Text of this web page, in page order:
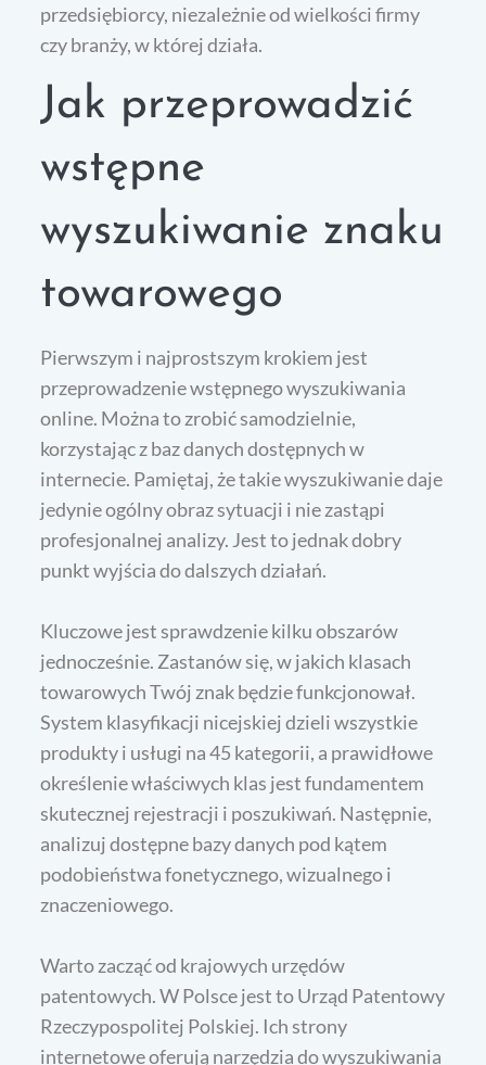
przedsiębiorcy, niezależnie od wielkości firmy
czy branży, w której działa.
Jak przeprowadzić
wstępne
wyszukiwanie znaku
towarowego
Pierwszym i najprostszym krokiem jest
przeprowadzenie wstępnego wyszukiwania
online. Można to zrobić samodzielnie,
korzystając z baz danych dostępnych w
internecie. Pamiętaj, że takie wyszukiwanie daje
jedynie ogólny obraz sytuacji i nie zastąpi
profesjonalnej analizy. Jest to jednak dobry
punkt wyjścia do dalszych działań.
Kluczowe jest sprawdzenie kilku obszarów
jednocześnie. Zastanów się, w jakich klasach
towarowych Twój znak będzie funkcjonował.
System klasyfikacji nicejskiej dzieli wszystkie
produkty i usługi na 45 kategorii, a prawidłowe
określenie właściwych klas jest fundamentem
skutecznej rejestracji i poszukiwań. Następnie,
analizuj dostępne bazy danych pod kątem
podobieństwa fonetycznego, wizualnego i
znaczeniowego.
Warto zacząć od krajowych urzędów
patentowych. W Polsce jest to Urząd Patentowy
Rzeczypospolitej Polskiej. Ich strony
internetowe oferują narzędzia do wyszukiwania